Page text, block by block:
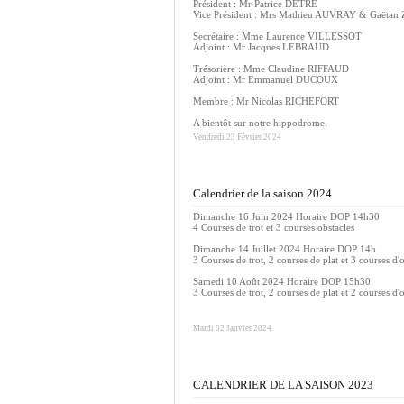
Président : Mr Patrice DETRE
Vice Président : Mrs Mathieu AUVRAY & Gaëtan
Secrétaire : Mme Laurence VILLESSOT
Adjoint : Mr Jacques LEBRAUD
Trésorière : Mme Claudine RIFFAUD
Adjoint : Mr Emmanuel DUCOUX
Membre : Mr Nicolas RICHEFORT
A bientôt sur notre hippodrome.
Vendredi 23 Février 2024
Calendrier de la saison 2024
Dimanche 16 Juin 2024 Horaire DOP 14h30
4 Courses de trot et 3 courses obstacles
Dimanche 14 Juillet 2024 Horaire DOP 14h
3 Courses de trot, 2 courses de plat et 3 courses
Samedi 10 Août 2024 Horaire DOP 15h30
3 Courses de trot, 2 courses de plat et 2 courses
Mardi 02 Janvier 2024
CALENDRIER DE LA SAISON 2023